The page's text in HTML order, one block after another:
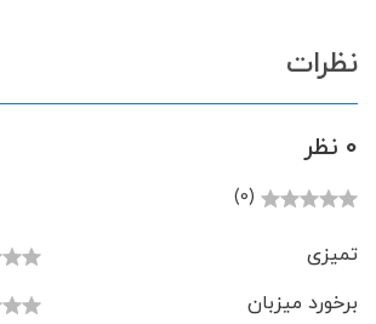
نظرات
0 نظر
(0)
تمیزی
برخورد میزبان